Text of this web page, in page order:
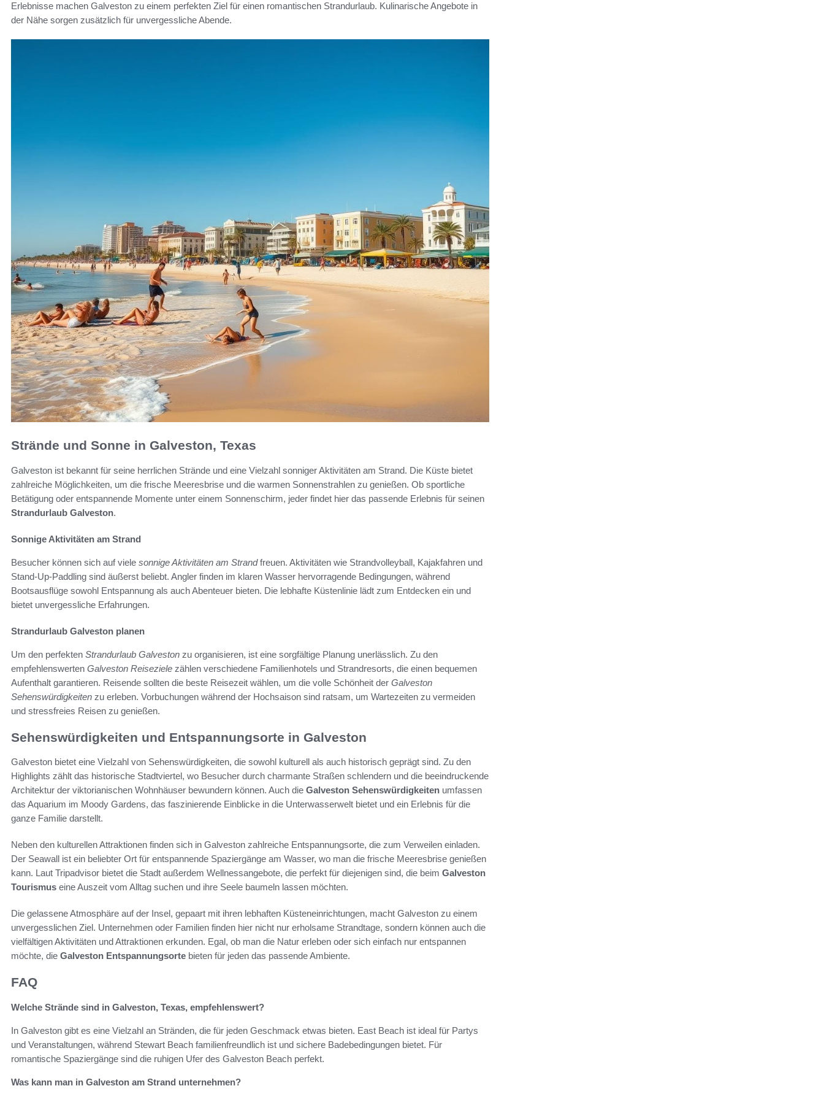
Erlebnisse machen Galveston zu einem perfekten Ziel für einen romantischen Strandurlaub. Kulinarische Angebote in
der Nähe sorgen zusätzlich für unvergessliche Abende.
Strände und Sonne in Galveston, Texas
Galveston ist bekannt für seine herrlichen Strände und eine Vielzahl sonniger Aktivitäten am Strand. Die Küste bietet
zahlreiche Möglichkeiten, um die frische Meeresbrise und die warmen Sonnenstrahlen zu genießen. Ob sportliche
Betätigung oder entspannende Momente unter einem Sonnenschirm, jeder findet hier das passende Erlebnis für seinen
Strandurlaub Galveston.
Sonnige Aktivitäten am Strand
Besucher können sich auf viele sonnige Aktivitäten am Strandfreuen. Aktivitäten wie Strandvolleyball, Kajakfahren und
Stand-Up-Paddling sind äußerst beliebt. Angler finden im klaren Wasser hervorragende Bedingungen, während
Bootsausflüge sowohl Entspannung als auch Abenteuer bieten. Die lebhafte Küstenlinie lädt zum Entdecken ein und
bietet unvergessliche Erfahrungen.
Strandurlaub Galveston planen
Um den perfekten Strandurlaub Galveston zu organisieren, ist eine sorgfältige Planung unerlässlich. Zu den
empfehlenswerten Galveston Reiseziele zählen verschiedene Familienhotels und Strandresorts, die einen bequemen
Aufenthalt garantieren. Reisende sollten die beste Reisezeit wählen, um die volle Schönheit der Galveston
Sehenswürdigkeiten zu erleben. Vorbuchungen während der Hochsaison sind ratsam, um Wartezeiten zu vermeiden
und stressfreies Reisen zu genießen.
Sehenswürdigkeiten und Entspannungsorte in Galveston
Galveston bietet eine Vielzahl von Sehenswürdigkeiten, die sowohl kulturell als auch historisch geprägt sind. Zu den
Highlights zählt das historische Stadtviertel, wo Besucher durch charmante Straßen schlendern und die beeindruckende
Architektur der viktorianischen Wohnhäuser bewundern können. Auch die Galveston Sehenswürdigkeiten umfassen
das Aquarium im Moody Gardens, das faszinierende Einblicke in die Unterwasserwelt bietet und ein Erlebnis für die
ganze Familie darstellt.
Neben den kulturellen Attraktionen finden sich in Galveston zahlreiche Entspannungsorte, die zum Verweilen einladen.
Der Seawall ist ein beliebter Ort für entspannende Spaziergänge am Wasser, wo man die frische Meeresbrise genießen
kann. Laut Tripadvisor bietet die Stadt außerdem Wellnessangebote, die perfekt für diejenigen sind, die beim Galveston
Tourismus eine Auszeit vom Alltag suchen und ihre Seele baumeln lassen möchten.
Die gelassene Atmosphäre auf der Insel, gepaart mit ihren lebhaften Küsteneinrichtungen, macht Galveston zu einem
unvergesslichen Ziel. Unternehmen oder Familien finden hier nicht nur erholsame Strandtage, sondern können auch die
vielfältigen Aktivitäten und Attraktionen erkunden. Egal, ob man die Natur erleben oder sich einfach nur entspannen
möchte, die Galveston Entspannungsorte bieten für jeden das passende Ambiente.
FAQ
Welche Strände sind in Galveston, Texas, empfehlenswert?
In Galveston gibt es eine Vielzahl an Stränden, die für jeden Geschmack etwas bieten. East Beach ist ideal für Partys
und Veranstaltungen, während Stewart Beach familienfreundlich ist und sichere Badebedingungen bietet. Für
romantische Spaziergänge sind die ruhigen Ufer des Galveston Beach perfekt.
Was kann man in Galveston am Strand unternehmen?